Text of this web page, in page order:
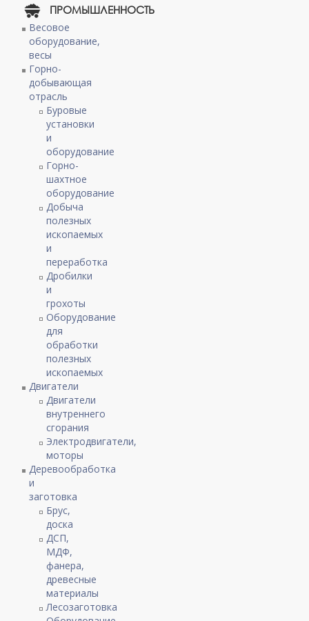
ПРОМЫШЛЕННОСТЬ
Весовое
оборудование,
весы
Горно-
добывающая
отрасль
Буровые
установки
и
оборудование
Горно-
шахтное
оборудование
Добыча
полезных
ископаемых
и
переработка
Дробилки
и
грохоты
Оборудование
для
обработки
полезных
ископаемых
Двигатели
Двигатели
внутреннего
сгорания
Электродвигатели,
моторы
Деревообработка
и
заготовка
Брус,
доска
ДСП,
МДФ,
фанера,
древесные
материалы
Лесозаготовка